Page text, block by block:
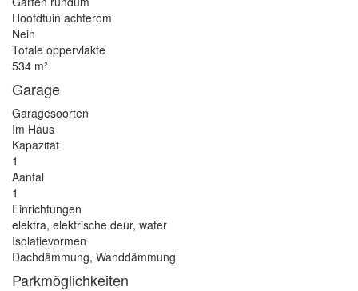
Hoofdtuin achterom
Nein
Totale oppervlakte
534 m²
Garage
Garagesoorten
Im Haus
Kapazität
1
Aantal
1
Einrichtungen
elektra, elektrische deur, water
Isolatievormen
Dachdämmung, Wanddämmung
Parkmöglichkeiten